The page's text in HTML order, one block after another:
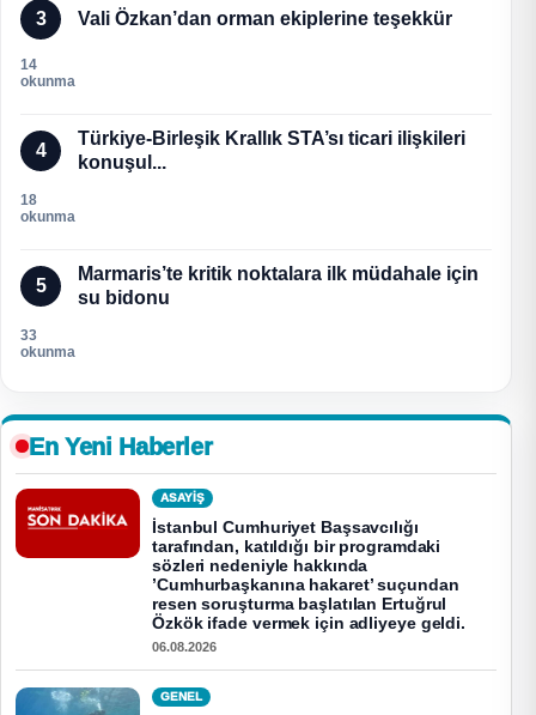
3 Vali Özkan’dan orman ekiplerine teşekkür
14
okunma
4
Türkiye-Birleşik Krallık STA’sı ticari ilişkileri
konuşul...
18
okunma
5
Marmaris’te kritik noktalara ilk müdahale için
su bidonu
33
okunma
En Yeni Haberler
ASAYİŞ
İstanbul Cumhuriyet Başsavcılığı
tarafından, katıldığı bir programdaki
sözleri nedeniyle hakkında
’Cumhurbaşkanına hakaret’ suçundan
resen soruşturma başlatılan Ertuğrul
Özkök ifade vermek için adliyeye geldi.
06.08.2026
GENEL